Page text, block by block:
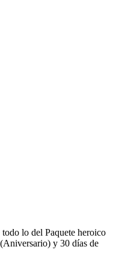
lo del Paquete heroico
y 30 días de